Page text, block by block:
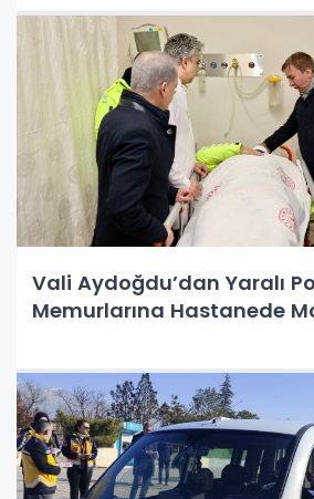
Vali Aydoğdu’dan Yaralı
Memurlarına Hastanede